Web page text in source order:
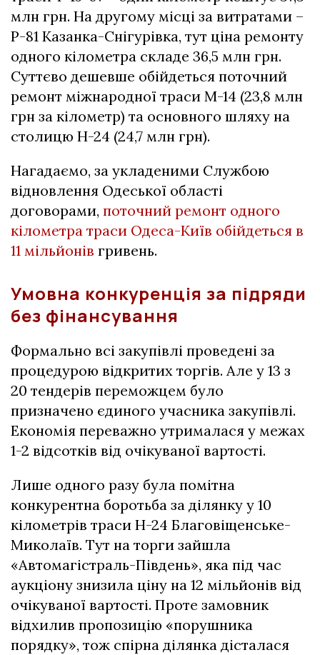
млн грн. На другому місці за витратами –
Р-81 Казанка-Снігурівка, тут ціна ремонту
одного кілометра складе 36,5 млн грн.
Суттєво дешевше обійдеться поточний
ремонт міжнародної траси М-14 (23,8 млн
грн за кілометр) та основного шляху на
столицю Н-24 (24,7 млн грн).
Нагадаємо, за укладеними Службою
відновлення Одеської області
договорами, поточний ремонт одного
кілометра траси Одеса-Київ обійдеться в
11 мільйонів гривень.
Умовна конкуренція за підряди
без фінансування
Формально всі закупівлі проведені за
процедурою відкритих торгів. Але у 13 з
20 тендерів переможцем було
призначено єдиного учасника закупівлі.
Економія переважно утрималася у межах
1-2 відсотків від очікуваної вартості.
Лише одного разу була помітна
конкурентна боротьба за ділянку у 10
кілометрів траси Н-24 Благовіщенське-
Миколаїв. Тут на торги зайшла
«Автомагістраль-Південь», яка під час
аукціону знизила ціну на 12 мільйонів від
очікуваної вартості. Проте замовник
відхилив пропозицію «порушника
порядку», тож спірна ділянка дісталася